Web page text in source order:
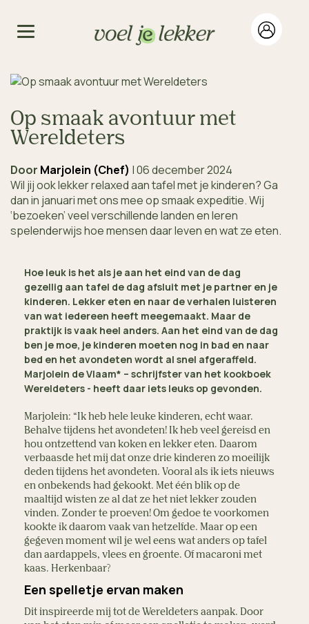
Op smaak avontuur met
Wereldeters
Door Marjolein (Chef) |06 december 2024
Wil jij ook lekker relaxed aan tafel met je kinderen? Ga
dan in januari met ons mee op smaak expeditie. Wij
‘bezoeken’ veel verschillende landen en leren
spelenderwijs hoe mensen daar leven en wat ze eten.
Hoe leuk is het als je aan het eind van de dag
gezellig aan tafel de dag afsluit met je partner en je
kinderen. Lekker eten en naar de verhalen luisteren
van wat iedereen heeft meegemaakt. Maar de
praktijk is vaak heel anders. Aan het eind van de dag
ben je moe, je kinderen moeten nog in bad en naar
bed en het avondeten wordt al snel afgeraffeld.
Marjolein de Vlaam* – schrijfster van het kookboek
Wereldeters - heeft daar iets leuks op gevonden.
Marjolein: “Ik heb hele leuke kinderen, echt waar.
Behalve tijdens het avondeten! Ik heb veel gereisd en
hou ontzettend van koken en lekker eten. Daarom
verbaasde het mij dat onze drie kinderen zo moeilijk
deden tijdens het avondeten. Vooral als ik iets nieuws
en onbekends had gekookt. Met één blik op de
maaltijd wisten ze al dat ze het niet lekker zouden
vinden. Zonder te proeven! Om gedoe te voorkomen
kookte ik daarom vaak van hetzelfde. Maar op een
gegeven moment wil je wel eens wat anders op tafel
dan aardappels, vlees en groente. Of macaroni met
kaas. Herkenbaar?
Een spelletje ervan maken
Dit inspireerde mij tot de Wereldeters aanpak. Door